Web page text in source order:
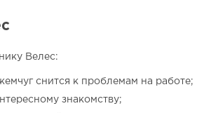
Велес:
снится к проблемам на работе;
знакомству;